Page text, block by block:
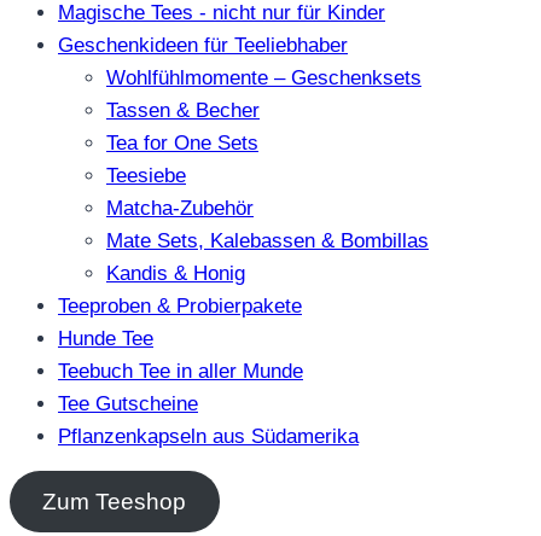
Magische Tees - nicht nur für Kinder
Geschenkideen für Teeliebhaber
Wohlfühlmomente – Geschenksets
Tassen & Becher
Tea for One Sets
Teesiebe
Matcha-Zubehör
Mate Sets, Kalebassen & Bombillas
Kandis & Honig
Teeproben & Probierpakete
Hunde Tee
Teebuch Tee in aller Munde
Tee Gutscheine
Pflanzenkapseln aus Südamerika
Zum Teeshop